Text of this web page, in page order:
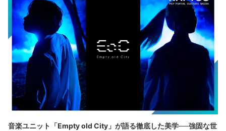
音楽ユニット「Empty old City」が語る徹底した美学──強固な世